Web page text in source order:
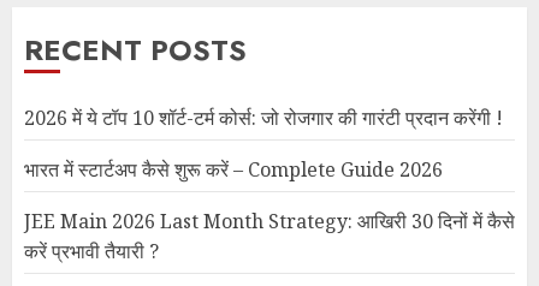
RECENT POSTS
2026 में ये टॉप 10 शॉर्ट-टर्म कोर्स: जो रोजगार की गारंटी प्रदान करेंगी !
भारत में स्टार्टअप कैसे शुरू करें – Complete Guide 2026
JEE Main 2026 Last Month Strategy: आखिरी 30 दिनों में कैसे
करें प्रभावी तैयारी ?